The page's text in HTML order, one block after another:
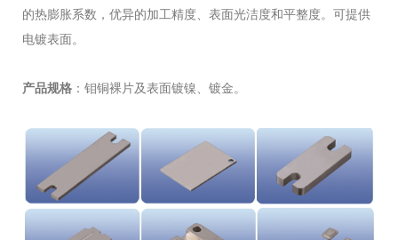
的热膨胀系数，优异的加工精度、表面光洁度和平整度。可提供
电镀表面。
产品规格 ：钼铜裸片及表面镀镍、镀金。